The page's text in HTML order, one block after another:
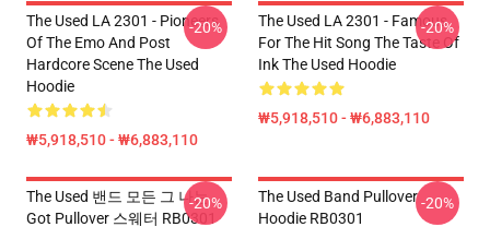
The Used LA 2301 - Pioneers
Of The Emo And Post
Hardcore Scene The Used
Hoodie
₩5,918,510 - ₩6,883,110
-20%
The Used LA 2301 - Famous
For The Hit Song The Taste Of
Ink The Used Hoodie
₩5,918,510 - ₩6,883,110
-20%
The Used 밴드 모든 그 나는
Got Pullover 스웨터 RB0301
-20%
The Used Band Pullover
Hoodie RB0301
-20%